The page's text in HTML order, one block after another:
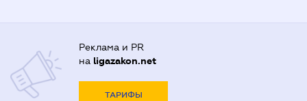
Реклама и PR
на ligazakon.net
ТАРИФЫ